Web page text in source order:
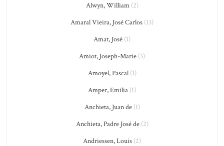
Alwyn, William(2)
Amaral Vieira, José Carlos (13)
Amat, José (1)
Amiot, Joseph-Marie (3)
Amoyel, Pascal(1)
Amper, Emilia (1)
Anchieta, Juan de(1)
Anchieta, Padre José de(2)
Andriessen, Louis (2)